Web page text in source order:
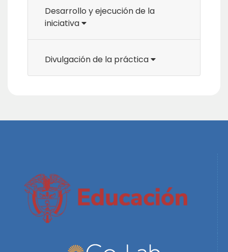
Desarrollo y ejecución de la
iniciativa
Divulgación de la práctica